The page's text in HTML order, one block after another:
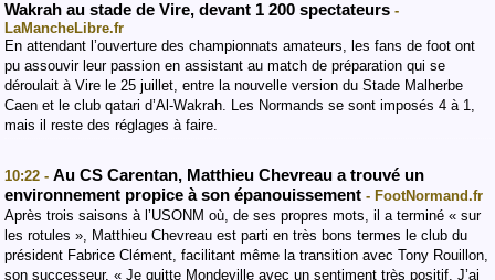
Wakrah au stade de Vire, devant 1 200 spectateurs -
LaMancheLibre.fr
En attendant l’ouverture des championnats amateurs, les fans de foot ont
pu assouvir leur passion en assistant au match de préparation qui se
déroulait à Vire le 25 juillet, entre la nouvelle version du Stade Malherbe
Caen et le club qatari d’Al-Wakrah. Les Normands se sont imposés 4 à 1,
mais il reste des réglages à faire.
10:22 - Au CS Carentan, Matthieu Chevreau a trouvé un
environnement propice à son épanouissement - FootNormand.fr
Après trois saisons à l’USONM où, de ses propres mots, il a terminé « sur
les rotules », Matthieu Chevreau est parti en très bons termes le club du
président Fabrice Clément, facilitant même la transition avec Tony Rouillon,
son successeur. « Je quitte Mondeville avec un sentiment très positif. J’ai